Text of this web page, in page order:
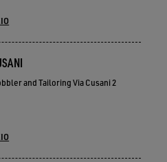
and Tailoring Via Cusani 2